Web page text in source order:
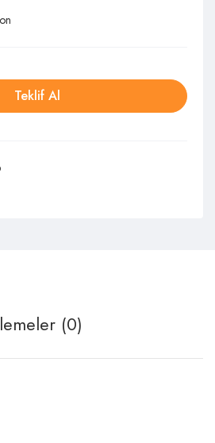
Teklif Al
(0)